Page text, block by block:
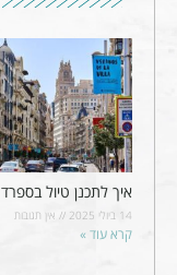
איך לתכנן טיול בספרד
14 ביולי 2025 אין תגובות
קרא עוד »